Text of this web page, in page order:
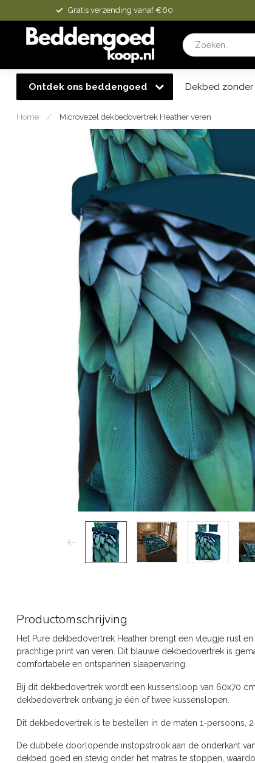
Gratis verzending vanaf €60
Ontdek ons beddengoed Dekbed
Home / Microvezel dekbedovertrek Heather veren
Productomschrijving
Het Pure dekbedovertrek Heather brengt een vleugje rust
prachtige print van veren. Dit blauwe dekbedovertrek is
comfortabele en ontspannen slaapervaring.
Bij dit dekbedovertrek wordt een kussensloop van 60x70
dekbedovertrek ontvang je één of twee kussenslopen.
Dit dekbedovertrek is te bestellen in de maten 1-persoons,
De dubbele doorlopende instopstrook aan de onderkant
dekbed goed en stevig onder het matras te stoppen,